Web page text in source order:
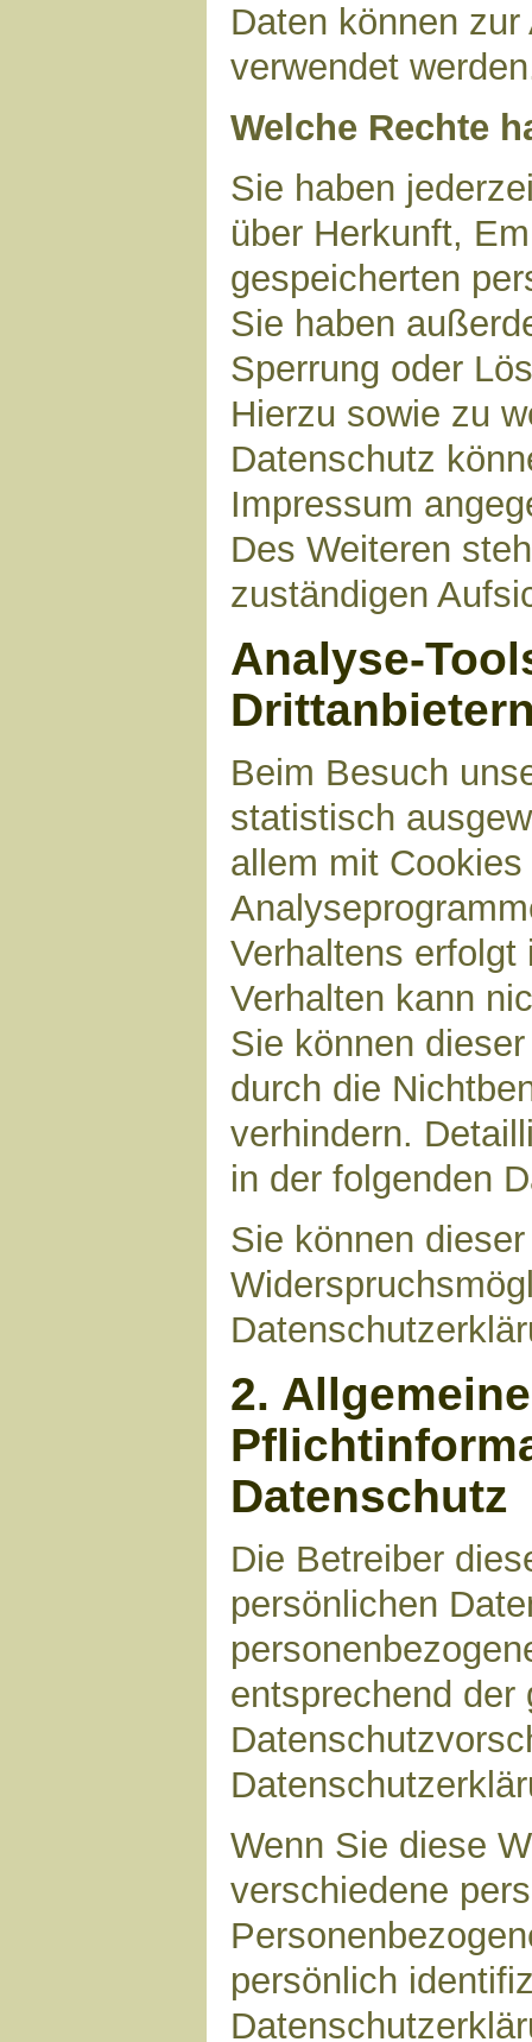
Daten können
verwendet
Welche Rechte
Sie haben
über Herkunft,
gespeicherten
Sie haben
Sperrung oder
Hierzu sowie zu
Datenschutz
Impressum
Des Weiteren
zuständigen
Analyse-
Beim Besuch
statistisch
allem mit
Verhaltens
Verhalten kann
Sie können
durch die
verhindern.
in der folgenden
Sie können
2.
Datenschutz
Die Betreiber
persönlichen
entsprechend der
Wenn Sie diese
verschiedene
persönlich